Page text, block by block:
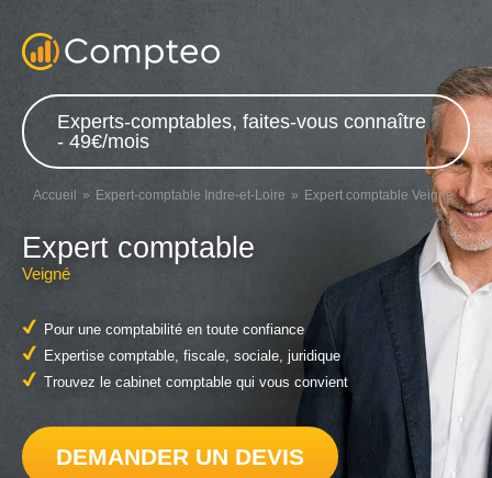
Experts-comptables, faites-vous connaître
- 49€/mois
Accueil Expert-comptable Indre-et-Loire Expert comptable Veigné
Expert comptable
Veigné
Pour une comptabilité en toute confiance
Expertise comptable, fiscale, sociale, juridique
Trouvez le cabinet comptable qui vous convient
DEMANDER UN DEVIS